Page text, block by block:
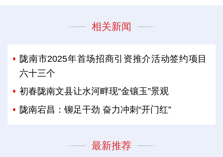
相关新闻
陇南市2025年首场招商引资推介活动签约项目
六十三个
初春陇南文县让水河畔现“金镶玉”景观
陇南宕昌：铆足干劲 奋力冲刺“开门红”
最新推荐